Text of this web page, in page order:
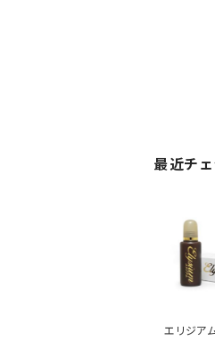
最近チ
エリジ